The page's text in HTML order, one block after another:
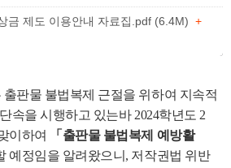
금 제도 이용안내 자료집.pdf (6.4M) +
판물 불법복제 근절을 위하여 지속적
속을 시행하고 있는바 2024학년도 2
이하여
「출판물 불법복제 예방활
예정임을 알려왔으니, 저작권법 위반